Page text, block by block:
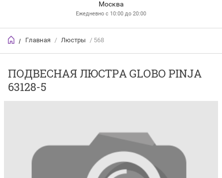
Москва
Ежедневно с 10:00 до 20:00
/ Главная / Люстры / 568
ПОДВЕСНАЯ ЛЮСТРА GLOBO PINJA
63128-5